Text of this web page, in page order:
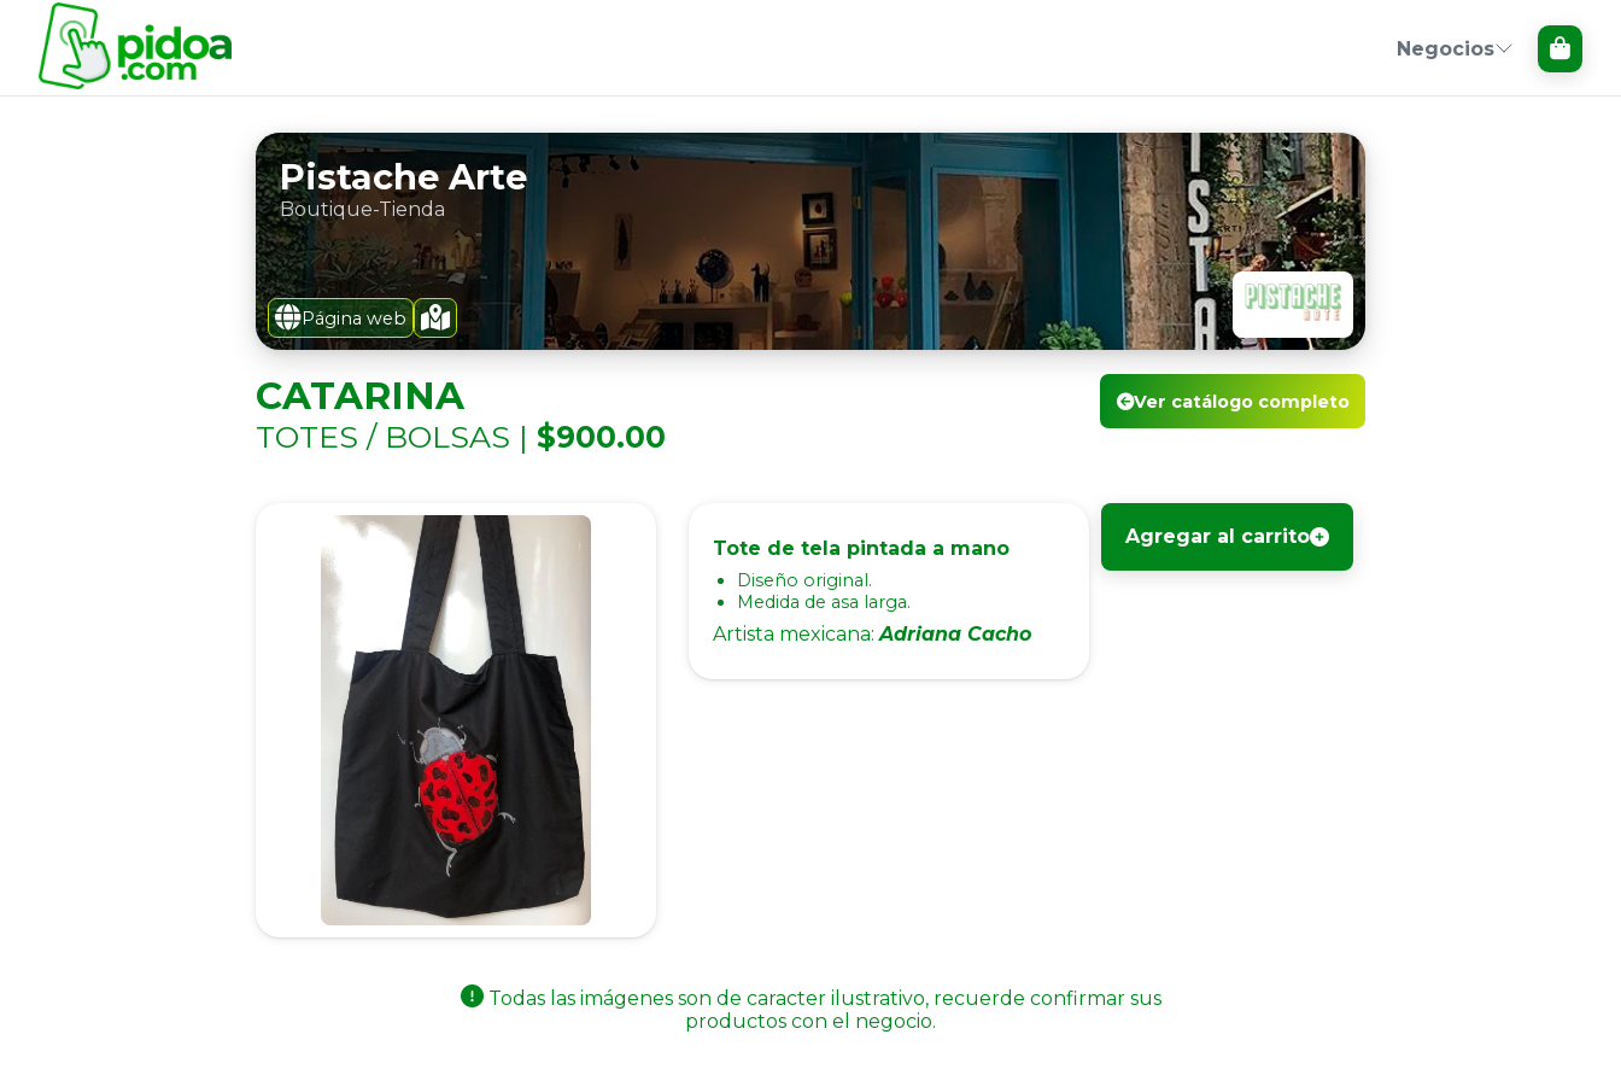
Negocios
Pistache Arte
Boutique-Tienda
Página web
CATARINA
TOTES / BOLSAS | $900.00
Ver catálogo completo
Tote de tela pintada a mano
Diseño original.
Medida de asa larga.
Artista mexicana:Adriana Cacho
Agregar al carrito
Todas las imágenes son de caracter ilustrativo, recuerde confirmar sus
productos con el negocio.